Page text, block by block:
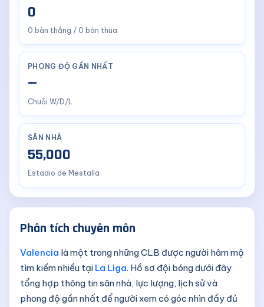
0
0 bàn thắng / 0 bàn thua
PHONG ĐỘ GẦN NHẤT
—
Chuỗi W/D/L
SÂN NHÀ
55,000
Estadio de Mestalla
Phân tích chuyên môn
Valencia là một trong những CLB được người hâm mộ
tìm kiếm nhiều tại La Liga. Hồ sơ đội bóng dưới đây
tổng hợp thông tin sân nhà, lực lượng, lịch sử và
phong độ gần nhất để người xem có góc nhìn đầy đủ